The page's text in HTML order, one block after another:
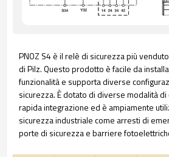
PNOZ S4 è il relè di sicurezza più
di Pilz. Questo prodotto è facile da
funzionalità e supporta diverse
sicurezza. È dotato di diverse modalità
rapida integrazione ed è ampiamente
sicurezza industriale come arresti di
porte di sicurezza e barriere